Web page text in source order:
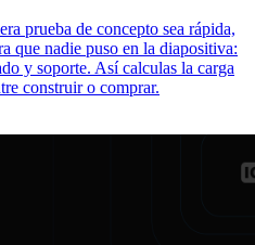
prueba de concepto sea rápida,
que nadie puso en la diapositiva:
y soporte. Así calculas la carga
construir o comprar.